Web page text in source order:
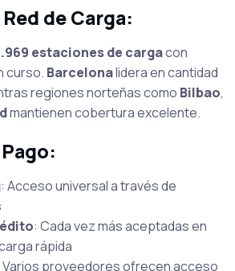
de Carga:
estaciones de cargacon
curso. Barcelonalidera en cantidad
regiones norteñas como Bilbao,
mantienen cobertura excelente.
: Acceso universal a través de
: Cada vez más aceptadas en
rápida
Varios proveedores ofrecen acceso